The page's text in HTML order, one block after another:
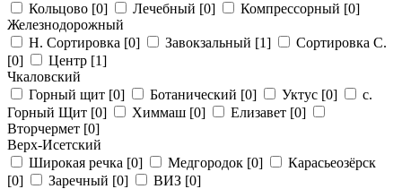
Кольцово [0] Лечебный [0] Компрессорный [0]
Железнодорожный
Н. Сортировка [0] Завокзальный [1]
Сортировка С.
[0]
Центр [1]
Чкаловский
Горный щит [0] Ботанический [0] Уктус [0]
с.
Горный Щит [0] Химмаш [0] Елизавет [0]
Вторчермет [0]
Верх-Исетский
Широкая речка [0] Медгородок [0]
Карасьеозёрск
[0]
Заречный [0] ВИЗ [0]